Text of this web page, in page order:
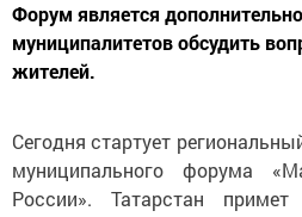
Форум является
муниципалитетов обсудить
жителей.
Сегодня стартует
муниципального форума
России». Татарстан